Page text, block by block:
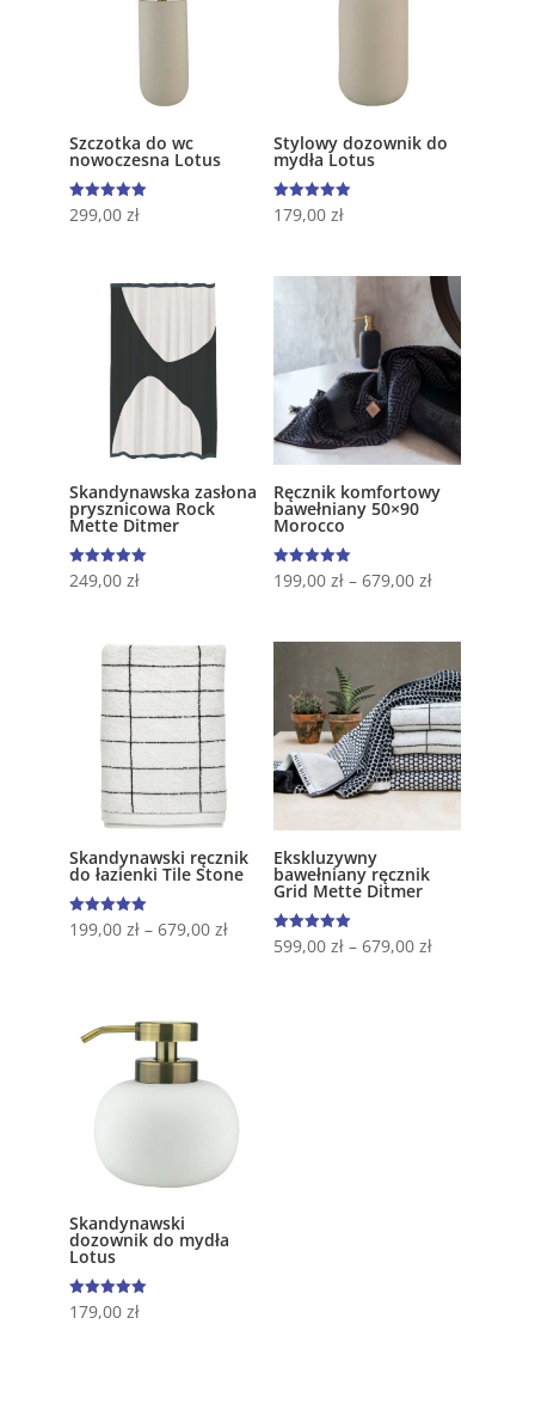
Szczotka do wc
nowoczesna Lotus
Oceniono
5.00
299,00 zł
Stylowy dozownik do
mydła Lotus
Oceniono
5.00
179,00 zł
Skandynawska zasłona
prysznicowa Rock
Mette Ditmer
Oceniono
5.00
249,00 zł
Ręcznik komfortowy
bawełniany 50×90
Morocco
Oceniono
5.00
199,00 zł– 679,00 zł
Skandynawski ręcznik
do łazienki Tile Stone
Oceniono
5.00
199,00 zł – 679,00 zł
Ekskluzywny
bawełniany ręcznik
Grid Mette Ditmer
Oceniono
5.00
599,00 zł– 679,00 zł
Skandynawski
dozownik do mydła
Lotus
Oceniono
5.00
179,00 zł